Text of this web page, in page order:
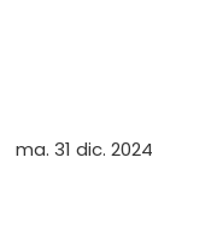
ma. 31 dic. 2024